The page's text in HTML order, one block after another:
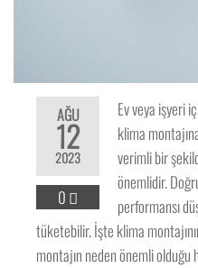
AĞU
12
2023
0
Ev veya işyeri
klima
verimli bir
önemlidir.
performansı
tüketebilir. İşte klima
montajın neden önemli